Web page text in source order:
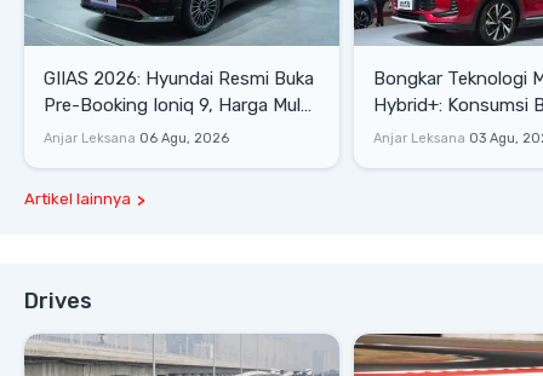
GIIAS 2026: Hyundai Resmi Buka
Pre-Booking Ioniq 9, Harga Mulai
Rp1,49 Miliar
Anjar Leksana 06 Agu, 2026
Bongkar Teknologi
Hybrid+: Konsumsi
Tembus 27,7 Km/
Anjar Leksana 03 Agu,
Artikel lainnya
Drives